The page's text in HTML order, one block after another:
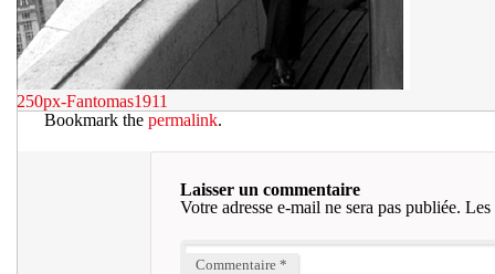
250px-Fantomas1911
Bookmark the permalink.
Laisser un commentaire
Votre adresse e-mail ne sera pas publiée. Les
Commentaire *